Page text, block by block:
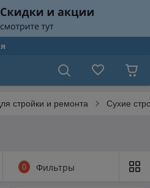
стройки и ремонта Сухие
0 Фильтры